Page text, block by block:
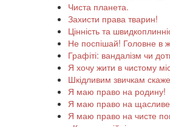
Чиста планета.
Захисти права тварин!
Цінність та
Не поспішай! Головне в
Графіті: вандалізм чи
Я хочу жити в чистому
Шкідливим звичкам
Я маю право на родину!
Я маю право на щасливе
Я маю право на чисте